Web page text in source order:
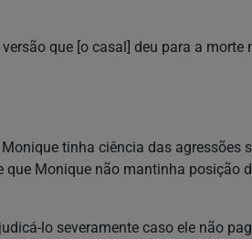
que [o casal] deu para a morte
tinha ciência das agressões
Monique não mantinha posição
lo severamente caso ele não